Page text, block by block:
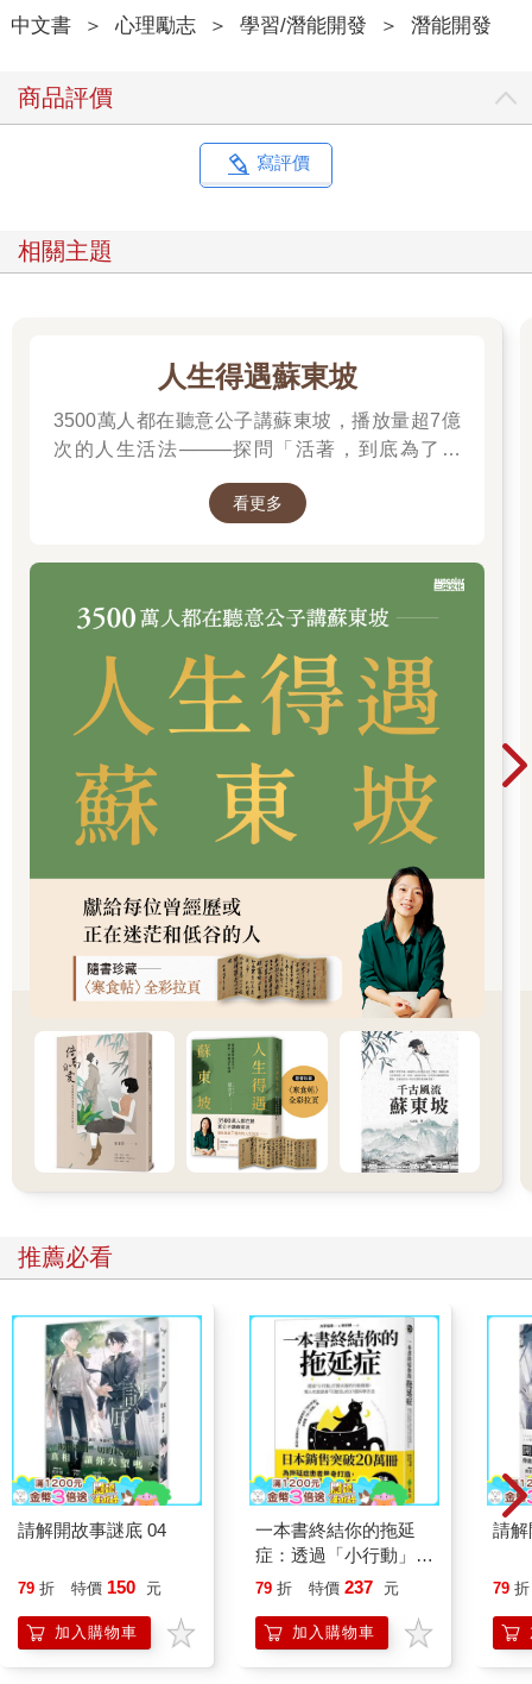
中文書 ＞ 心理勵志 ＞ 學習/潛能開發 ＞ 潛能開發
商品評價
寫評價
相關主題
人生得遇蘇東坡
3500萬人都在聽意公子講蘇東坡，播放量超7億
次的人生活法────探問「活著，到底為了什
看更多
推薦必看
請解開故事謎底 04
79 折 特價 150 元
加入購物車
一本書終結你的拖延
症：透過「小行動」打
開大腦的行動開關，懶
的37個科學方法
79 折 特價 237 元
加入購物車
請解
79 折